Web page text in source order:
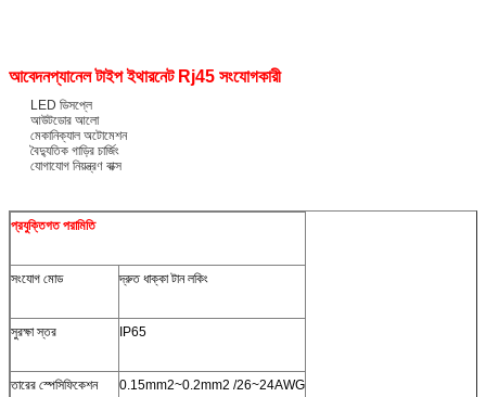
আবেদনপ্যানেল টাইপ ইথারনেট Rj45 সংযোগকারী
LED ডিসপ্লে
আউটডোর আলো
মেকানিক্যাল অটোমেশন
বৈদ্যুতিক গাড়ির চার্জিং
যোগাযোগ নিয়ন্ত্রণ বাক্স
প্রযুক্তিগত পরামিতি
সংযোগ মোড দ্রুত ধাক্কা টান লকিং
সুরক্ষা স্তর IP65
তারের স্পেসিফিকেশন 0.15mm2~0.2mm2 /26~24AWG